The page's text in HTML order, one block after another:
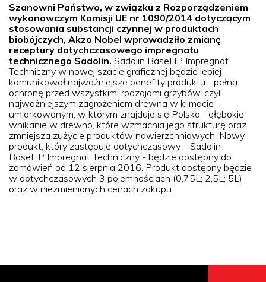
Szanowni Państwo, w związku z Rozporządzeniem
wykonawczym Komisji UE nr 1090/2014 dotyczącym
stosowania substancji czynnej w produktach
biobójczych, Akzo Nobel wprowadziło zmianę
receptury dotychczasowego impregnatu
technicznego Sadolin. Sadolin BaseHP Impregnat
Techniczny w nowej szacie graficznej będzie lepiej
komunikował najważniejsze benefity produktu: · pełną
ochronę przed wszystkimi rodzajami grzybów, czyli
najważniejszym zagrożeniem drewna w klimacie
umiarkowanym, w którym znajduje się Polska. · głębokie
wnikanie w drewno, które wzmacnia jego strukturę oraz
zmniejsza zużycie produktów nawierzchniowych. Nowy
produkt, który zastępuje dotychczasowy – Sadolin
BaseHP Impregnat Techniczny - będzie dostępny do
zamówień od 12 sierpnia 2016. Produkt dostępny będzie
w dotychczasowych 3 pojemnościach (0,75L; 2,5L; 5L)
oraz w niezmienionych cenach zakupu.